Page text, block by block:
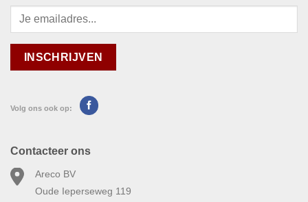
Volg ons ook op:
Contacteer ons
Areco BV
Oude Ieperseweg 119